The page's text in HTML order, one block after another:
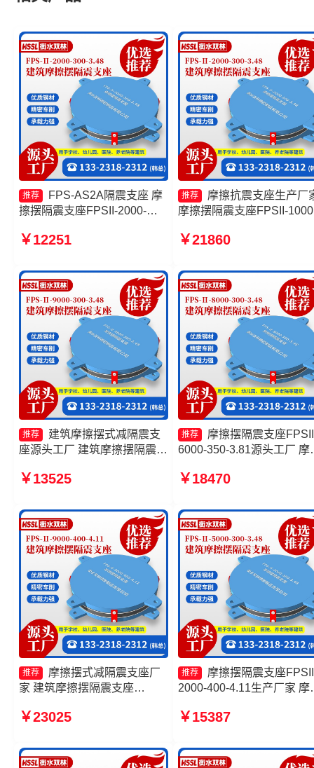
推荐
FPS-AS2A隔震支座 摩
擦摆隔震支座FPSII-2000-
支座FPSII-5000-350-3.81源
头工厂
￥12251
推荐
摩擦抗震支座生产厂
摩擦摆隔震支座FPSII-
支座FPSII-10000-300-3.48
格
￥21860
推荐
建筑摩擦摆式减隔震支
座源头工厂 建筑摩擦摆隔震支
座生产厂家 摩擦隔震支座生产
￥13525
推荐
摩擦摆隔震支座
6000-350-3.81源头工厂 摩
3.48源头工厂 10000KN摩
制厂家
￥18470
推荐
摩擦摆式减隔震支座厂
家 建筑摩擦摆隔震支座
式隔震支座 摩擦摆隔震支座
家
￥23025
推荐
摩擦摆隔震支座
2000-400-4.11生产厂家 摩
支座FPSII-9000-400-4.11
200
￥15387